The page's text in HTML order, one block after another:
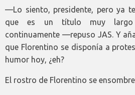
—Lo siento, presidente, pero ya
que es un título muy largo
continuamente —repuso JAS. Y
que Florentino se disponía a
humor hoy, ¿eh?
El rostro de Florentino se